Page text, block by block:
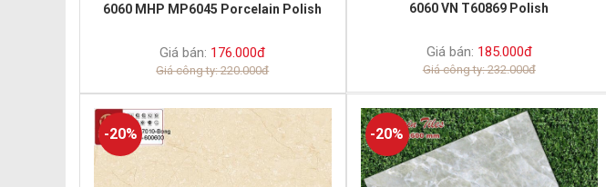
6060 MHP MP6045 Porcelain Polish
Giá bán: 176.000đ
Giá công ty: 220.000đ
6060 VN T60869 Polish
Giá bán: 185.000đ
Giá công ty: 232.000đ
-20% -20%